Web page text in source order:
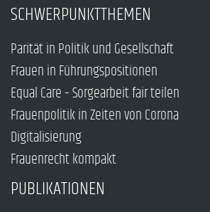
SCHWERPUNKTTHEMEN
Parität in Politik und Gesellschaft
Frauen in Führungspositionen
Equal Care – Sorgearbeit fair teilen
Frauenpolitik in Zeiten von Corona
Digitalisierung
Frauenrecht kompakt
PUBLIKATIONEN